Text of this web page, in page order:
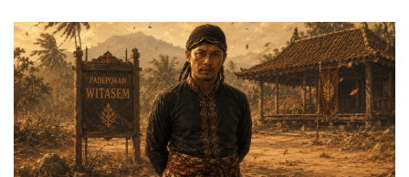
content